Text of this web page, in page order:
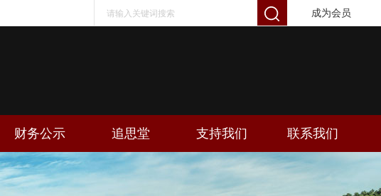
成为会员
财务公示 追思堂 支持我们 联系我们